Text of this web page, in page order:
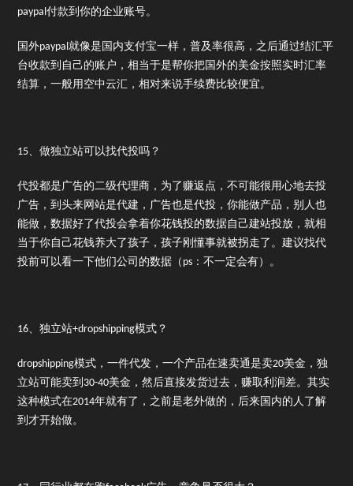
paypal付款到你的企业账号。
国外paypal就像是国内支付宝一样，普及率很高，之后通过结汇平
台收款到自己的账户，相当于是帮你把国外的美金按照实时汇率
结算，一般用空中云汇，相对来说手续费比较便宜。
15、做独立站可以找代投吗？
代投都是广告的二级代理商，为了赚返点，不可能很用心地去投
广告，到头来网站是代建，广告也是代投，你能做产品，别人也
能做，数据好了代投会拿着你花钱投的数据自己建站投放，就相
当于你自己花钱养大了孩子，孩子刚懂事就被拐走了。建议找代
投前可以看一下他们公司的数据（ps：不一定会有）。
16、独立站+dropshipping模式？
dropshipping模式，一件代发，一个产品在速卖通是卖20美金，独
立站可能卖到30-40美金，然后直接发货过去，赚取利润差。其实
这种模式在2014年就有了，之前是老外做的，后来国内的人了解
到才开始做。